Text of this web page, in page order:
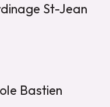
St-Jean
Bastien